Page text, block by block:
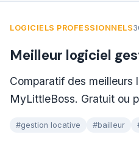
LOGICIELS PROFESSIONNELS
Meilleur logiciel
Comparatif des meilleurs
MyLittleBoss. Gratuit ou
#gestion locative #bailleur